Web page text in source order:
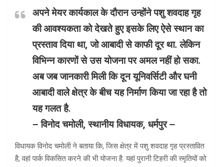
अपने मेयर कार्यकाल के दौरान उन्होंने पशु शवदाह गृह
की आवश्यकता को देखते हुए इसके लिए ऐसे स्थान का
प्रस्ताव दिया था, जो आबादी से काफी दूर था. लेकिन
विभिन्न कारणों से उस योजना पर अमल नहीं हो सका.
अब जब जानकारी मिली कि दून यूनिवर्सिटी और घनी
आबादी वाले क्षेत्र के बीच यह निर्माण किया जा रहा है तो
यह गलत है.
– विनोद चमोली, स्थानीय विधायक, धर्मपुर –
विधायक विनोद चमोली ने बताया कि, जिस क्षेत्र में पशु शवदाह गृह प्रस्तावित
है, वहां पार्क विकसित करने की भी योजना है. यहां पुरानी टिहरी की स्मृतियों को